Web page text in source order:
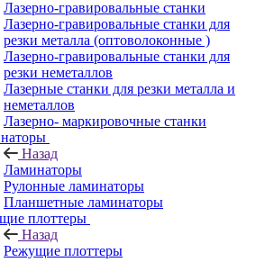
Лазерно-гравировальные станки
Лазерно-гравировальные станки для
резки металла (оптоволоконные )
Лазерно-гравировальные станки для
резки неметаллов
Лазерные станки для резки металла и
неметаллов
Лазерно- маркировочные станки
Назад
Ламинаторы
Рулонные ламинаторы
Планшетные ламинаторы
плоттеры
Назад
Режущие плоттеры